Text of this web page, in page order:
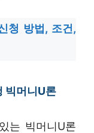
청 방법, 조건,
빅머니U론
는 빅머니U론